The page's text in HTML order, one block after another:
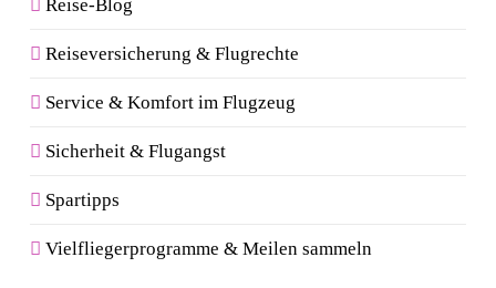
Reise-Blog
Reiseversicherung & Flugrechte
Service & Komfort im Flugzeug
Sicherheit & Flugangst
Spartipps
Vielfliegerprogramme & Meilen sammeln